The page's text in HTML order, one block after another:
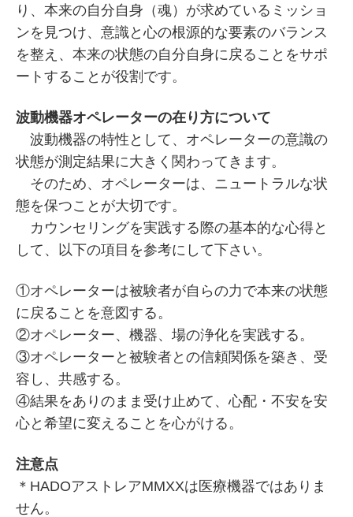
り、本来の自分自身（魂）が求めているミッショ
ンを見つけ、意識と心の根源的な要素のバランス
を整え、本来の状態の自分自身に戻ることをサポ
ートすることが役割です。
波動機器オペレーターの在り方について
波動機器の特性として、オペレーターの意識の
状態が測定結果に大きく関わってきます。
そのため、オペレーターは、ニュートラルな状
態を保つことが大切です。
カウンセリングを実践する際の基本的な心得と
して、以下の項目を参考にして下さい。
①オペレーターは被験者が自らの力で本来の状態
に戻ることを意図する。
②オペレーター、機器、場の浄化を実践する。
③オペレーターと被験者との信頼関係を築き、受
容し、共感する。
④結果をありのまま受け止めて、心配・不安を安
心と希望に変えることを心がける。
注意点
＊HADOアストレアMMXXは医療機器ではありま
せん。